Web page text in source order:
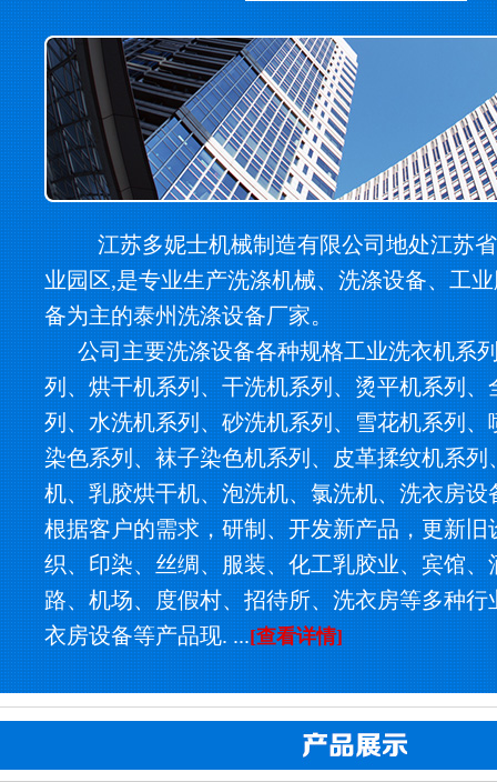
江苏多妮士机械制造有限公司地处江苏
业园区,是专业生产洗涤机械、洗涤设备、工
备为主的泰州洗涤设备厂家。
公司主要洗涤设备各种规格工业洗衣机系
列、烘干机系列、干洗机系列、烫平机系列、
列、水洗机系列、砂洗机系列、雪花机系列、
染色系列、袜子染色机系列、皮革揉纹机系列
机、乳胶烘干机、泡洗机、氯洗机、洗衣房设
根据客户的需求，研制、开发新产品，更新旧
织、印染、丝绸、服装、化工乳胶业、宾馆、
路、机场、度假村、招待所、洗衣房等多种行
衣房设备等产品现. ...[查看详情]